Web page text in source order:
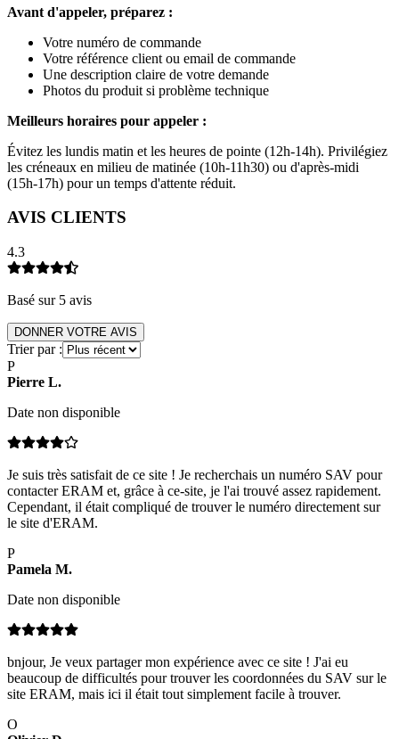
Avant d'appeler, préparez :
Votre numéro de commande
Votre référence client ou email de commande
Une description claire de votre demande
Photos du produit si problème technique
Meilleurs horaires pour appeler :
Évitez les lundis matin et les heures de pointe (12h-14h). Privilégiez
les créneaux en milieu de matinée (10h-11h30) ou d'après-midi
(15h-17h) pour un temps d'attente réduit.
AVIS CLIENTS
4.3
Basé sur 5 avis
DONNER VOTRE AVIS
Trier par :
P
Pierre L.
Date non disponible
Je suis très satisfait de ce site ! Je recherchais un numéro SAV pour
contacter ERAM et, grâce à ce-site, je l'ai trouvé assez rapidement.
Cependant, il était compliqué de trouver le numéro directement sur
le site d'ERAM.
P
Pamela M.
Date non disponible
bnjour, Je veux partager mon expérience avec ce site ! J'ai eu
beaucoup de difficultés pour trouver les coordonnées du SAV sur le
site ERAM, mais ici il était tout simplement facile à trouver.
O